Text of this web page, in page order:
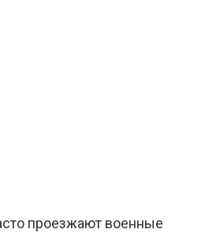
проезжают военные